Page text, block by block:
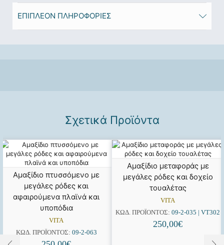
ΕΠΙΠΛΈΟΝ ΠΛΗΡΟΦΟΡΊΕΣ
Σχετικά Προϊόντα
Αμαξίδιο πτυσσόμενο με
μεγάλες ρόδες και
αφαιρούμενα πλαϊνά και
υποπόδια
VITA
ΚΩΔ. ΠΡΟΪΌΝΤΟΣ: 09-2-063
Αμαξίδιο μεταφοράς με
μεγάλες ρόδες και δοχείο
τουαλέτας
VITA
ΚΩΔ. ΠΡΟΪΌΝΤΟΣ: 09-2-035 | VT302
250,00€